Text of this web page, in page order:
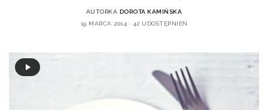
AUTORKA DOROTA KAMIŃSKA
19 MARCA 2014
42 UDOSTĘPNIEŃ